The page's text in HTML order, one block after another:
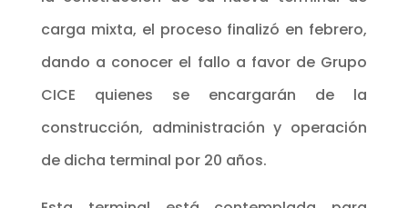
carga mixta, el proceso finalizó en febrero,
dando a conocer el fallo a favor de Grupo
CICE quienes se encargarán de la
construcción, administración y operación
de dicha terminal por 20 años.